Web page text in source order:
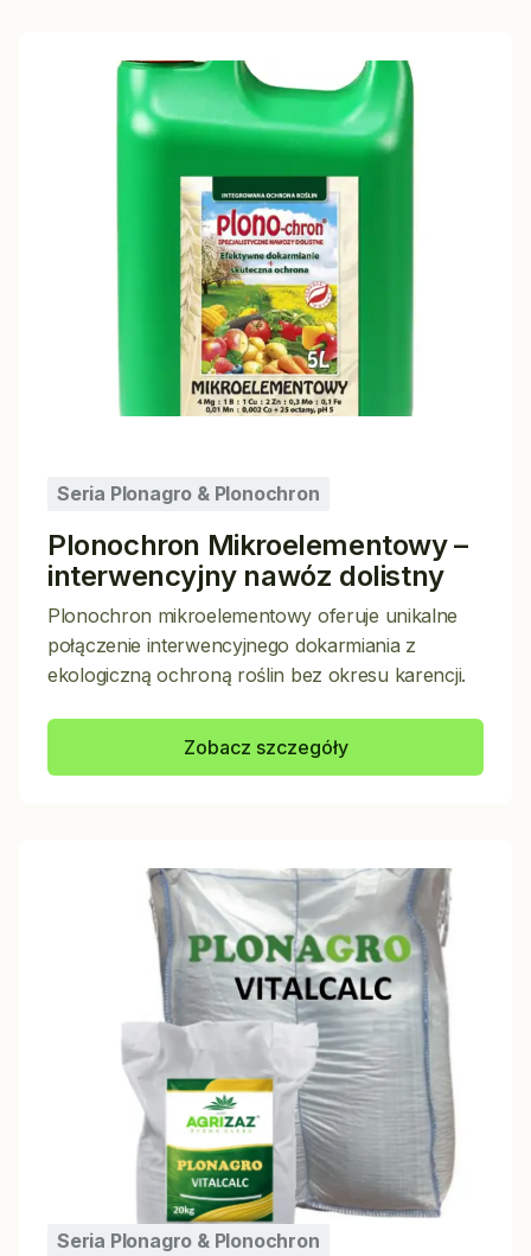
Seria Plonagro & Plonochron
Plonochron Mikroelementowy –
interwencyjny nawóz dolistny
Plonochron mikroelementowy oferuje unikalne
połączenie interwencyjnego dokarmiania z
ekologiczną ochroną roślin bez okresu karencji.
Zobacz szczegóły
Seria Plonagro & Plonochron